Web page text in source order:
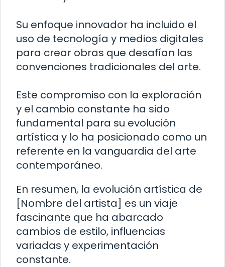
Su enfoque innovador ha incluido el
uso de tecnología y medios digitales
para crear obras que desafían las
convenciones tradicionales del arte.
Este compromiso con la exploración
y el cambio constante ha sido
fundamental para su evolución
artística y lo ha posicionado como un
referente en la vanguardia del arte
contemporáneo.
En resumen, la evolución artística de
[Nombre del artista] es un viaje
fascinante que ha abarcado
cambios de estilo, influencias
variadas y experimentación
constante.